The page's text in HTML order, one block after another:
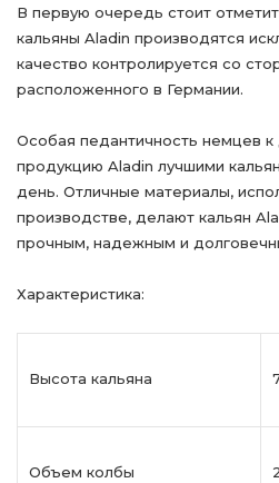
В первую очередь стоит
кальяны Aladin производятся
качество контролируется со
расположенного в Германии.
Особая педантичность немцев
продукцию Aladin лучшими
день. Отличные материалы,
производстве, делают кальян
прочным, надежным и
Характеристика:
Высота кальяна
Объем колбы